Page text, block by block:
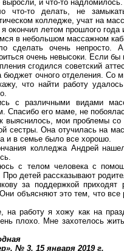
и что-то надломилось.
что-то делать, не
колледже, учат на
окончил летом прошлого года
в небольшом массажном
сделать очень непросто.
очень невысоки. Если
сгодился советский
бюджет очного отделения. Со
что найти работу
с различными видами
Спасибо его маме, не
выяснилось, мои проблемы
сестры. Она отучилась на
и в семье было все хорошо.
колледжа Андрей
с телом человека с
детей рассказывают
за поддержкой приходят
объясняют это тем, что
на работу я хожу как на
плохо. Мне захотелось
№ 3, 15 января2019 г.